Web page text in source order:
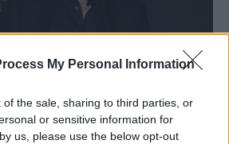
My Personal Information
of the sale, sharing to third parties, or
or sensitive information for
us, please use the below opt-out